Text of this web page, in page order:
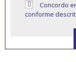
Concordo
conforme